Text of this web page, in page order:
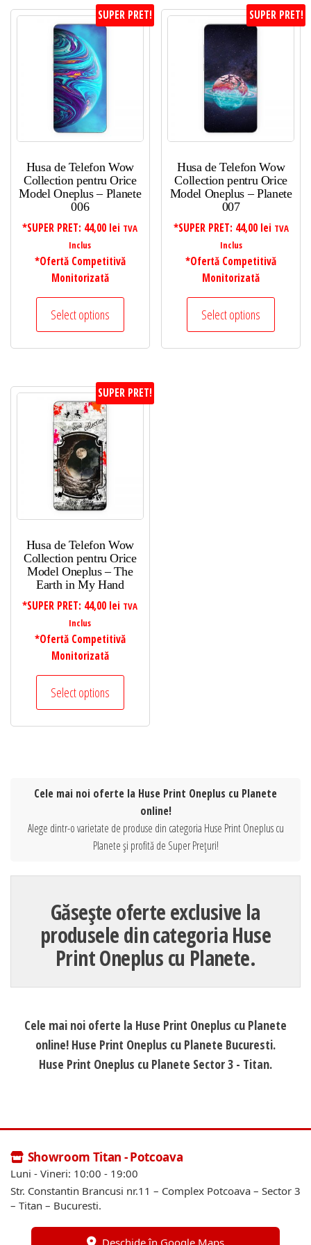
SUPER PRET!
Husa de Telefon Wow
Collection pentru Orice
Model Oneplus – Planete
006
*SUPER PRET: 44,00 lei TVA
Inclus
*Ofertă Competitivă
Monitorizată
Select options
SUPER PRET!
Husa de Telefon Wow
Collection pentru Orice
Model Oneplus – Planete
007
*SUPER PRET: 44,00 lei TVA
Inclus
*Ofertă Competitivă
Monitorizată
Select options
SUPER PRET!
Husa de Telefon Wow
Collection pentru Orice
Model Oneplus – The
Earth in My Hand
*SUPER PRET: 44,00 lei TVA
Inclus
*Ofertă Competitivă
Monitorizată
Select options
Cele mai noi oferte la Huse Print Oneplus cu Planete
online!
Alege dintr-o varietate de produse din categoria Huse Print Oneplus cu
Planete și profită de Super Prețuri!
Găsește oferte exclusive la
produsele din categoria Huse
Print Oneplus cu Planete.
Cele mai noi oferte la Huse Print Oneplus cu Planete
online! Huse Print Oneplus cu Planete Bucuresti.
Huse Print Oneplus cu Planete Sector 3 - Titan.
Showroom Titan - Potcoava
Luni - Vineri: 10:00 - 19:00
Str. Constantin Brancusi nr.11 – Complex Potcoava – Sector 3
– Titan – Bucuresti.
Deschide în Google Maps